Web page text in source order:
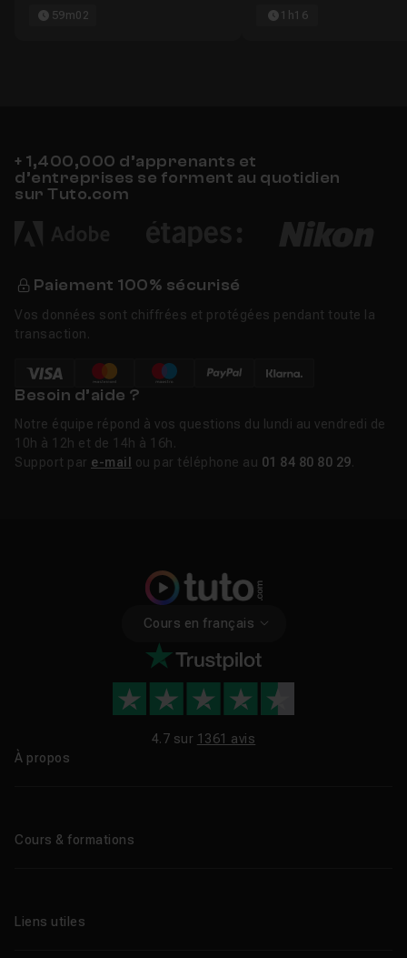
59m02 1h16
+ 1,400,000 d’apprenants et
d’entreprises se forment au quotidien
sur Tuto.com
Paiement 100% sécurisé
Vos données sont chiffrées et protégées pendant toute la
transaction.
Besoin d’aide ?
Notre équipe répond à vos questions du lundi au vendredi de
10h à 12h et de 14h à 16h.
Support par e-mail ou par téléphone au 01 84 80 80 29
Cours en français
4.7 sur 1361 avis
À propos
Cours & formations
Formations certifiantes
Liens utiles